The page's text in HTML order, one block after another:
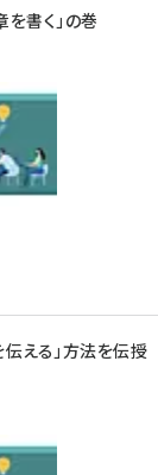
書く」の巻
える」方法を伝授